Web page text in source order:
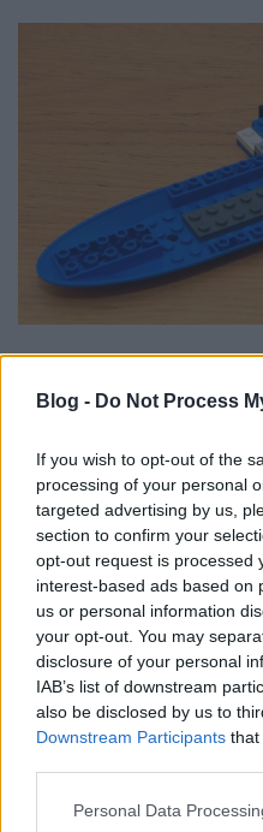
Blog - Do Not Process
If you wish to opt-out of the
processing of your personal
targeted advertising by us,
section to confirm your
opt-out request is processed
interest-based ads based on
us or personal information
your opt-out. You may
disclosure of your personal
IAB’s list of downstream
also be disclosed by us to
Downstream Participants that
Please note that this
Personal Data
A kakasfészek (az angol
nagyon vagány, bár a
munkavédelmileg és
dőlünk éppen (figyeld a
sarokban):